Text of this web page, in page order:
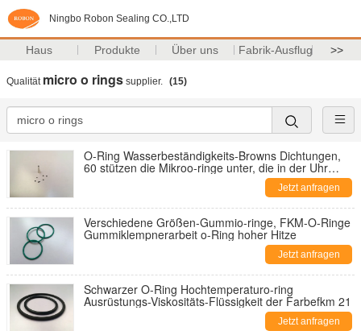
Ningbo Robon Sealing CO.,LTD
Haus Produkte Über uns Fabrik-Ausflug >>
Qualität micro o rings supplier. (15)
O-Ring Wasserbeständigkeits-Browns Dichtungen,
60 stützen die Mikroo-ringe unter, die in der Uhr
Jetzt anfragen
Verschiedene Größen-Gummio-ringe, FKM-O-Ringe
Gummiklempnerarbeit o-Ring hoher Hitze
Jetzt anfragen
Schwarzer O-Ring Hochtemperaturo-ring
Ausrüstungs-Viskositäts-Flüssigkeit der Farbefkm 21
Jetzt anfragen